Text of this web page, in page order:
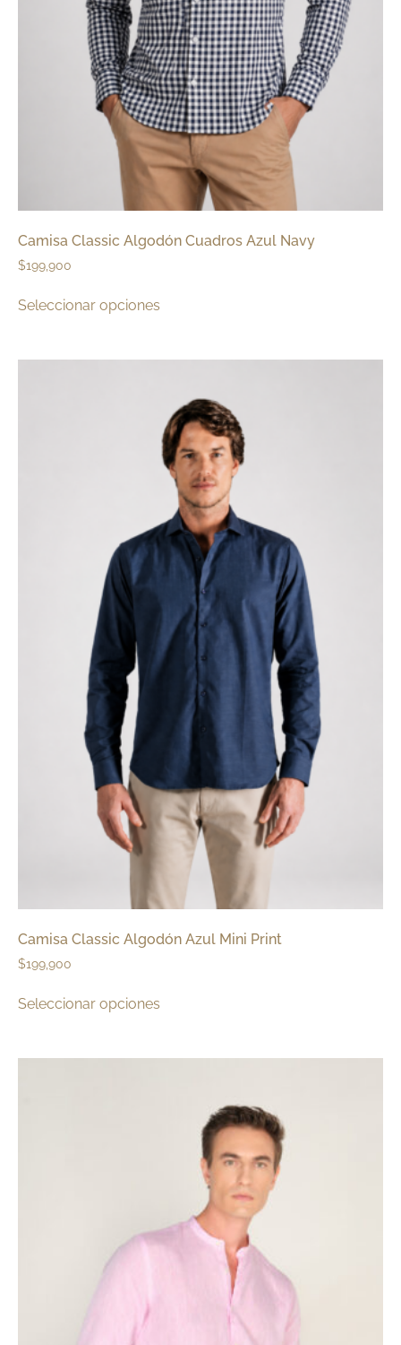
Camisa Classic Algodón Cuadros Azul Navy
$199,900
Seleccionar opciones
Camisa Classic Algodón Azul Mini Print
$199,900
Seleccionar opciones